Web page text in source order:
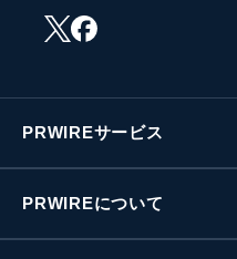
PRWIREサービス
PRWIREについて